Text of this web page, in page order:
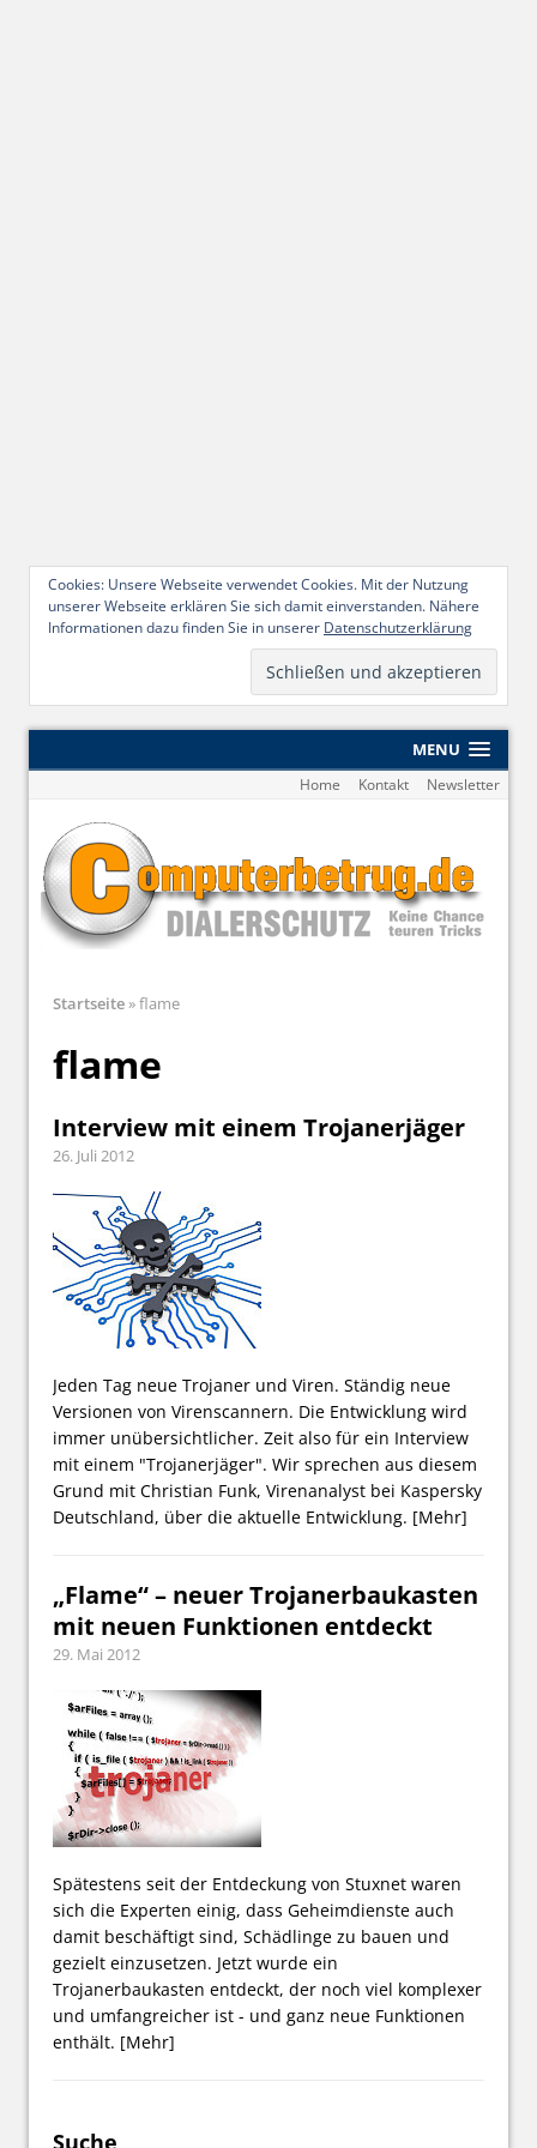
Cookies: Unsere Webseite verwendet Cookies. Mit der Nutzung
unserer Webseite erklären Sie sich damit einverstanden. Nähere
Informationen dazu finden Sie in unserer Datenschutzerklärung
MENU
Home Kontakt Newsletter
Startseite»flame
flame
Interview mit einem Trojanerjäger
26. Juli 2012
Jeden Tag neue Trojaner und Viren. Ständig neue
Versionen von Virenscannern. Die Entwicklung wird
immer unübersichtlicher. Zeit also für ein Interview
mit einem "Trojanerjäger". Wir sprechen aus diesem
Grund mit Christian Funk, Virenanalyst bei Kaspersky
Deutschland, über die aktuelle Entwicklung. [Mehr]
„Flame“ – neuer Trojanerbaukasten
mit neuen Funktionen entdeckt
29. Mai 2012
Spätestens seit der Entdeckung von Stuxnet waren
sich die Experten einig, dass Geheimdienste auch
damit beschäftigt sind, Schädlinge zu bauen und
gezielt einzusetzen. Jetzt wurde ein
Trojanerbaukasten entdeckt, der noch viel komplexer
und umfangreicher ist - und ganz neue Funktionen
enthält. [Mehr]
Suche